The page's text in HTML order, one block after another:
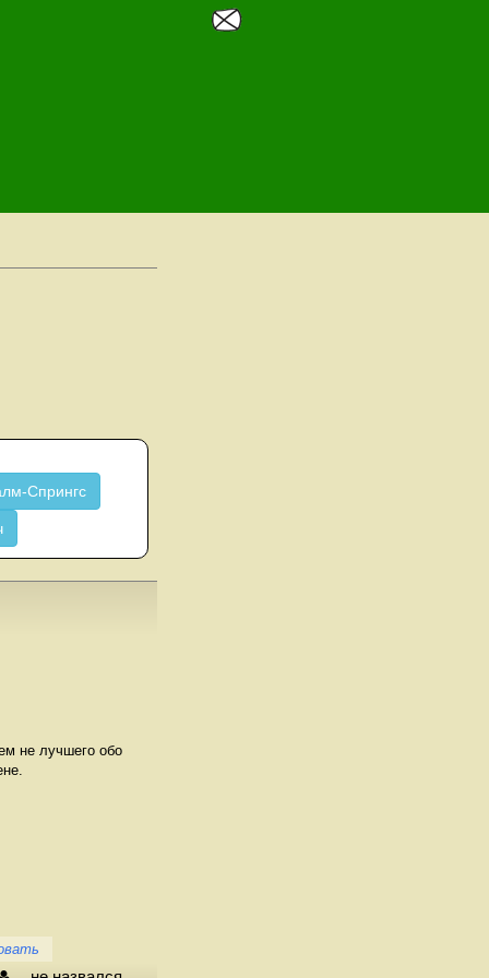
Спрингс
не лучшего обо